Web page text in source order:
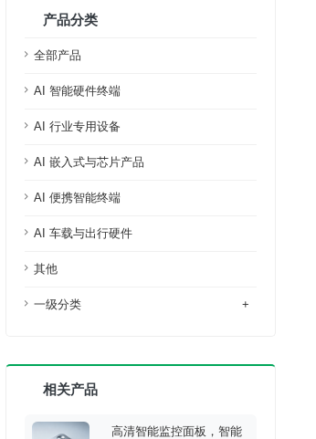
产品分类
全部产品
AI 智能硬件终端
AI 行业专用设备
AI 嵌入式与芯片产品
AI 便携智能终端
AI 车载与出行硬件
其他
一级分类 +
相关产品
高清智能监控面板，智能